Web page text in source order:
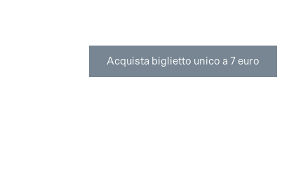
Acquista biglietto unico a 7 euro